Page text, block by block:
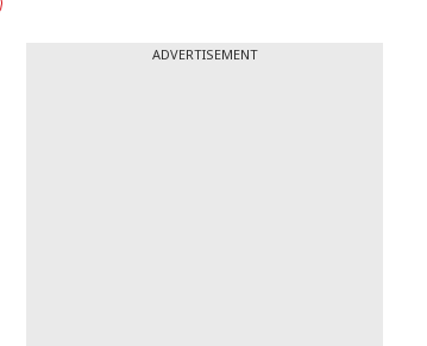
ADVERTISEMENT